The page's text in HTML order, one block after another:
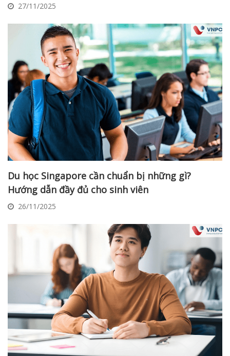
27/11/2025
Du học Singapore cần chuẩn bị những gì?
Hướng dẫn đầy đủ cho sinh viên
26/11/2025